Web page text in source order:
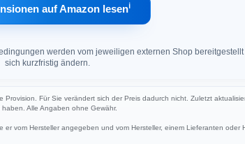
auf Amazon lesenℹ︎
werden vom jeweiligen externen Shop
sich kurzfristig ändern.
Für Sie verändert sich der Preis dadurch nicht. Zuletzt
Alle Angaben ohne Gewähr.
vom Hersteller angegeben und vom Hersteller, einem Lieferanten oder